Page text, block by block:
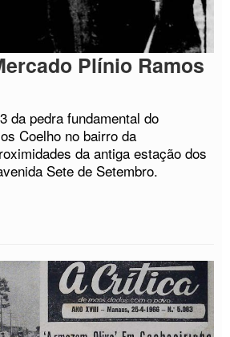
Plínio Ramos
da pedra fundamental do
Coelho no bairro da
da antiga estação dos
Sete de Setembro.